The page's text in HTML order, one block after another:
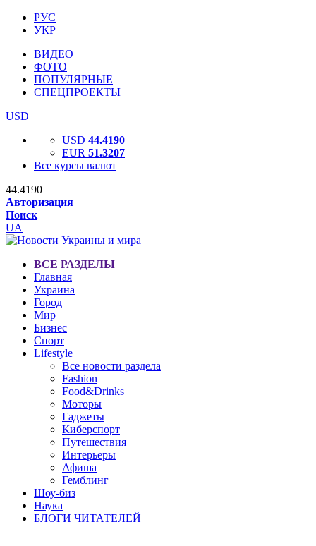
РУС
УКР
ВИДЕО
ФОТО
ПОПУЛЯРНЫЕ
СПЕЦПРОЕКТЫ
USD
USD 44.4190
EUR 51.3207
Все курсы валют
44.4190
Авторизация
Поиск
UA
ВСЕ РАЗДЕЛЫ
Главная
Украина
Город
Мир
Бизнес
Спорт
Lifestyle
Все новости раздела
Fashion
Food&Drinks
Моторы
Гаджеты
Киберспорт
Путешествия
Интерьеры
Афиша
Гемблинг
Шоу-биз
Наука
БЛОГИ ЧИТАТЕЛЕЙ